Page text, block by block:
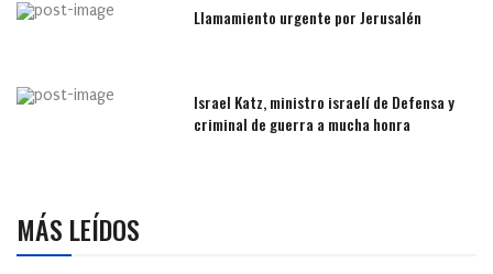
Llamamiento urgente por Jerusalén
Israel Katz, ministro israelí de Defensa y
criminal de guerra a mucha honra
MÁS LEÍDOS